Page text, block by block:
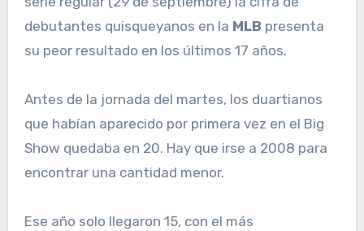
debutantes quisqueyanos en la MLB presenta
su peor resultado en los últimos 17 años.
Antes de la jornada del martes, los duartianos
que habían aparecido por primera vez en el Big
Show quedaba en 20. Hay que irse a 2008 para
encontrar una cantidad menor.
Ese año solo llegaron 15, con el más